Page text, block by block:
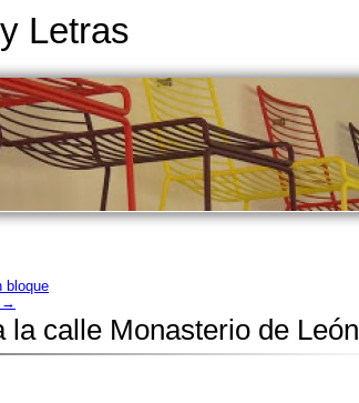
Letras
bloque
→
la calle Monasterio de León